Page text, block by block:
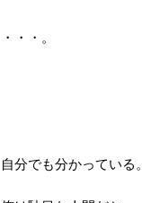
・・・。
自分でも分かっている。